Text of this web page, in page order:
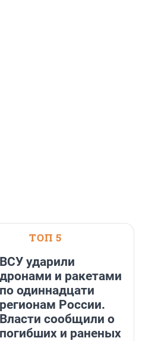
ТОП 5
ВСУ ударили
дронами и ракетами
по одиннадцати
регионам России.
Власти сообщили о
погибших и раненых